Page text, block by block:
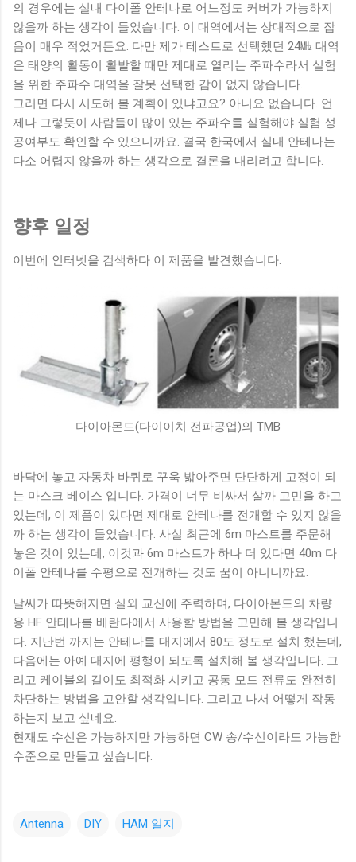
의 경우에는 실내 다이폴 안테나로 어느정도 커버가 가능하지
않을까 하는 생각이 들었습니다. 이 대역에서는 상대적으로 잡
음이 매우 적었거든요. 다만 제가 테스트로 선택했던 24㎒ 대역
은 태양의 활동이 활발할 때만 제대로 열리는 주파수라서 실험
을 위한 주파수 대역을 잘못 선택한 감이 없지 않습니다.
그러면 다시 시도해 볼 계획이 있냐고요? 아니요 없습니다. 언
제나 그렇듯이 사람들이 많이 있는 주파수를 실험해야 실험 성
공여부도 확인할 수 있으니까요. 결국 한국에서 실내 안테나는
다소 어렵지 않을까 하는 생각으로 결론을 내리려고 합니다.
향후 일정
이번에 인터넷을 검색하다 이 제품을 발견했습니다.
다이아몬드(다이이치 전파공업)의 TMB
바닥에 놓고 자동차 바퀴로 꾸욱 밟아주면 단단하게 고정이 되
는 마스크 베이스 입니다. 가격이 너무 비싸서 살까 고민을 하고
있는데, 이 제품이 있다면 제대로 안테나를 전개할 수 있지 않을
까 하는 생각이 들었습니다. 사실 최근에 6m 마스트를 주문해
놓은 것이 있는데, 이것과 6m 마스트가 하나 더 있다면 40m 다
이폴 안테나를 수평으로 전개하는 것도 꿈이 아니니까요.
날씨가 따뜻해지면 실외 교신에 주력하며, 다이아몬드의 차량
용 HF 안테나를 베란다에서 사용할 방법을 고민해 볼 생각입니
다. 지난번 까지는 안테나를 대지에서 80도 정도로 설치 했는데,
다음에는 아예 대지에 평행이 되도록 설치해 볼 생각입니다. 그
리고 케이블의 길이도 최적화 시키고 공통 모드 전류도 완전히
차단하는 방법을 고안할 생각입니다. 그리고 나서 어떻게 작동
하는지 보고 싶네요.
현재도 수신은 가능하지만 가능하면 CW 송/수신이라도 가능한
수준으로 만들고 싶습니다.
Antenna DIY HAM 일지